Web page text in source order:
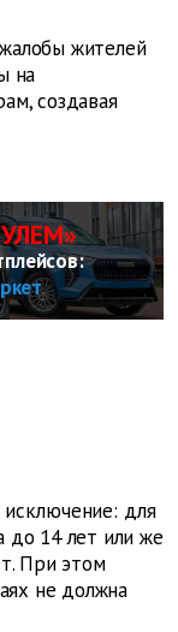
жителей
на
создавая
для
до 14 лет или же
При этом
не должна